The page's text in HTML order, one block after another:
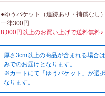
●ゆうパケット（追跡あり・補償なし）
一律300円
8,000円以上のお買い上げで送料無料♪
厚さ3cm以上の商品が含まれる場合
みでのお届けとなります。
※カートにて「ゆうパケット」が選
なります。